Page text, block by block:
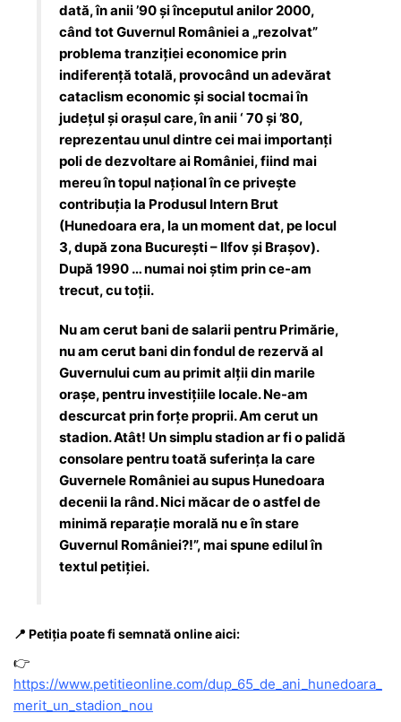
dată, în anii ’90 şi începutul anilor 2000,
când tot Guvernul României a „rezolvat”
problema tranziţiei economice prin
indiferenţă totală, provocând un adevărat
cataclism economic şi social tocmai în
judeţul şi oraşul care, în anii ‘ 70 şi ’80,
reprezentau unul dintre cei mai importanţi
poli de dezvoltare ai României, fiind mai
mereu în topul naţional în ce priveşte
contribuţia la Produsul Intern Brut
(Hunedoara era, la un moment dat, pe locul
3, după zona Bucureşti – Ilfov și Brașov).
După 1990 … numai noi ştim prin ce-am
trecut, cu toţii.
Nu am cerut bani de salarii pentru Primărie,
nu am cerut bani din fondul de rezervă al
Guvernului cum au primit alţii din marile
orașe, pentru investiţiile locale. Ne-am
descurcat prin forţe proprii. Am cerut un
stadion. Atât! Un simplu stadion ar fi o palidă
consolare pentru toată suferința la care
Guvernele României au supus Hunedoara
decenii la rând. Nici măcar de o astfel de
minimă reparație morală nu e în stare
Guvernul României?!”, mai spune edilul în
textul petiției.
📍 Petiția poate fi semnată online aici:
👉
https://www.petitieonline.com/dup_65_de_ani_hunedoara_
merit_un_stadion_nou